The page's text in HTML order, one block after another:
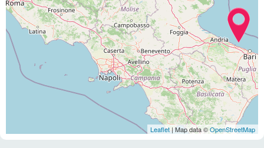
Leaflet | Map data ©OpenStreetMap